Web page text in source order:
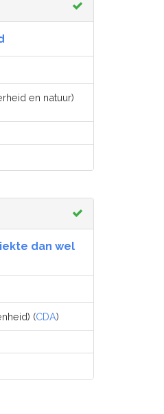
en natuur)
dan wel
(CDA)